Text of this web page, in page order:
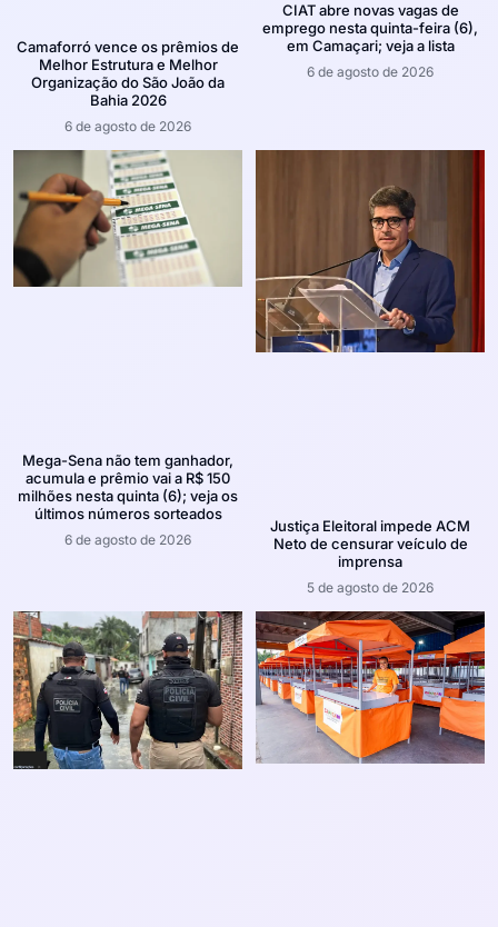
Camaforró vence os prêmios de
Melhor Estrutura e Melhor
Organização do São João da
Bahia 2026
6 de agosto de 2026
CIAT abre novas vagas de
emprego nesta quinta-feira (6),
em Camaçari; veja a lista
6 de agosto de 2026
Mega-Sena não tem ganhador,
acumula e prêmio vai a R$ 150
milhões nesta quinta (6); veja os
últimos números sorteados
6 de agosto de 2026
Justiça Eleitoral impede ACM
Neto de censurar veículo de
imprensa
5 de agosto de 2026